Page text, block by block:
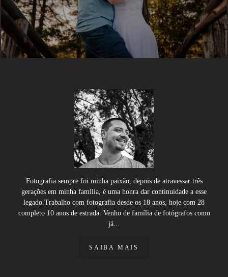
Fotografia sempre foi minha paixão, depois de atravessar três
gerações em minha família, é uma honra dar continuidade a esse
legado.Trabalho com fotografia desde os 18 anos, hoje com 28
completo 10 anos de estrada. Venho de família de fotógrafos como
já...
SAIBA MAIS